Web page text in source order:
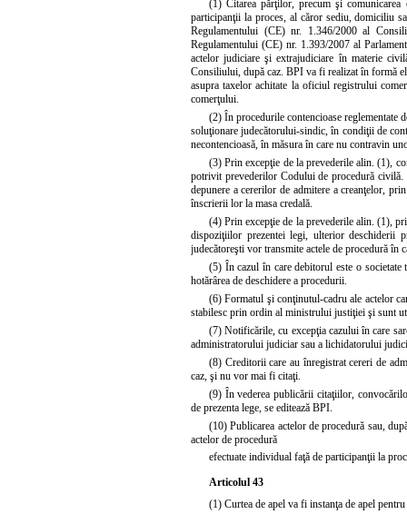
(1) Citarea părţilor, precum şi
participanţii la proces, al căror sediu, domiciliu
Regulamentului (CE) nr. 1.346/2000 al
Regulamentului (CE) nr. 1.393/2007 al
actelor judiciare şi extrajudiciare în materie
Consiliului, după caz. BPI va fi realizat în formă
asupra taxelor achitate la oficiul registrului
comerţului.
(2) În procedurile contencioase reglementate
soluţionare judecătorului-sindic, în condiţii de
necontencioasă, în măsura în care nu contravin
(3) Prin excepţie de la prevederile alin. (1),
potrivit prevederilor Codului de procedură
depunere a cererilor de admitere a creanţelor,
înscrierii lor la masa credală.
(4) Prin excepţie de la prevederile alin. (1),
dispoziţiilor prezentei legi, ulterior deschiderii
judecătoreşti vor transmite actele de procedură
(5) În cazul în care debitorul este o societate
hotărârea de deschidere a procedurii.
(6) Formatul şi conţinutul-cadru ale actelor
stabilesc prin ordin al ministrului justiţiei şi sunt
(7) Notificările, cu excepţia cazului în care
administratorului judiciar sau a lichidatorului
(8) Creditorii care au înregistrat cereri de
caz, şi nu vor mai fi citaţi.
(9) În vederea publicării citaţiilor,
de prezenta lege, se editează BPI.
(10) Publicarea actelor de procedură sau,
actelor de procedură
efectuate individual faţă de participanţii la
Articolul 43
(1) Curtea de apel va fi instanţa de apel